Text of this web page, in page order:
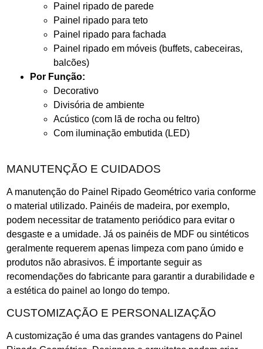
Painel ripado de parede
Painel ripado para teto
Painel ripado para fachada
Painel ripado em móveis (buffets, cabeceiras,
balcões)
Por Função:
Decorativo
Divisória de ambiente
Acústico (com lã de rocha ou feltro)
Com iluminação embutida (LED)
MANUTENÇÃO E CUIDADOS
A manutenção do Painel Ripado Geométrico varia conforme
o material utilizado. Painéis de madeira, por exemplo,
podem necessitar de tratamento periódico para evitar o
desgaste e a umidade. Já os painéis de MDF ou sintéticos
geralmente requerem apenas limpeza com pano úmido e
produtos não abrasivos. É importante seguir as
recomendações do fabricante para garantir a durabilidade e
a estética do painel ao longo do tempo.
CUSTOMIZAÇÃO E PERSONALIZAÇÃO
A customização é uma das grandes vantagens do Painel